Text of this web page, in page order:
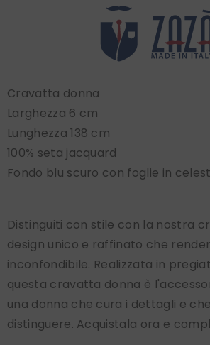
Cravatta donna
Larghezza 6 cm
Lunghezza 138 cm
100% seta jacquard
Fondo blu scuro con foglie in
Distinguiti con stile con la nostra
design unico e raffinato che
inconfondibile. Realizzata in
questa cravatta donna è
una donna che cura i dettagli e
distinguere. Acquistala ora e